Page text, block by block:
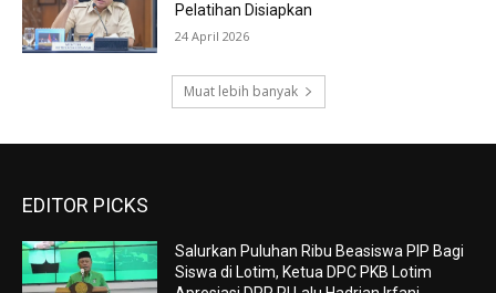
Pelatihan Disiapkan
24 April 2026
Muat lebih banyak
EDITOR PICKS
Salurkan Puluhan Ribu Beasiswa PIP Bagi
Siswa di Lotim, Ketua DPC PKB Lotim